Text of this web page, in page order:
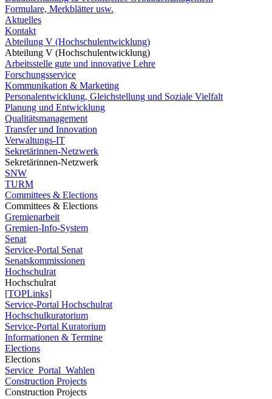
Formulare, Merkblätter usw.
Aktuelles
Kontakt
Abteilung V (Hochschulentwicklung)
Abteilung V (Hochschulentwicklung)
Arbeitsstelle gute und innovative Lehre
Forschungsservice
Kommunikation & Marketing
Personalentwicklung, Gleichstellung und Soziale Vielfalt
Planung und Entwicklung
Qualitätsmanagement
Transfer und Innovation
Verwaltungs-IT
Sekretärinnen-Netzwerk
Sekretärinnen-Netzwerk
SNW
TURM
Committees & Elections
Committees & Elections
Gremienarbeit
Gremien-Info-System
Senat
Service-Portal Senat
Senatskommissionen
Hochschulrat
Hochschulrat
[TOPLinks]
Service-Portal Hochschulrat
Hochschulkuratorium
Service-Portal Kuratorium
Informationen & Termine
Elections
Elections
Service_Portal_Wahlen
Construction Projects
Construction Projects